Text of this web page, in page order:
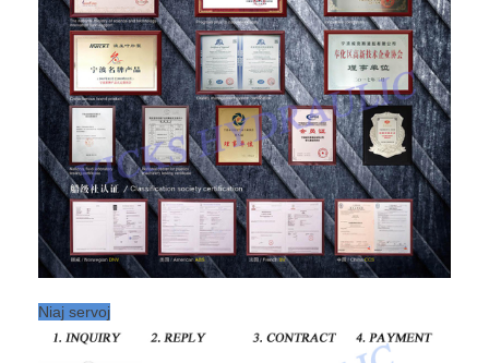
Niaj servoj